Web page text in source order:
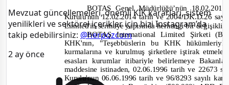
Mevzuat güncellemeleri, önemli KİK kararları, sistem
yenilikleri ve sektörel içerikler için bizi Instagram’da
takip edebilirsiniz: @herpozcom
2 ay önce
BOTAŞ Genel Müdürlüğü’nün
Kurulu'nun 12.02.2014 tarih ve 2004/DK.D.26
Limited'in sermaye yapısında herhangi bir
BOTAŞ International Limited Şirketi
KHK'nın, "Teşebbüslerin bu KHK
kurmalarına ve kurulmuş şirketlere iştirak
esasları kurumlar itibariyle belirlemeye
maddesine istinaden, 02.06.1996 tarih ve 22673
Kurulu'nun 06.06.1996 tarih ve 96/8293 sayılı